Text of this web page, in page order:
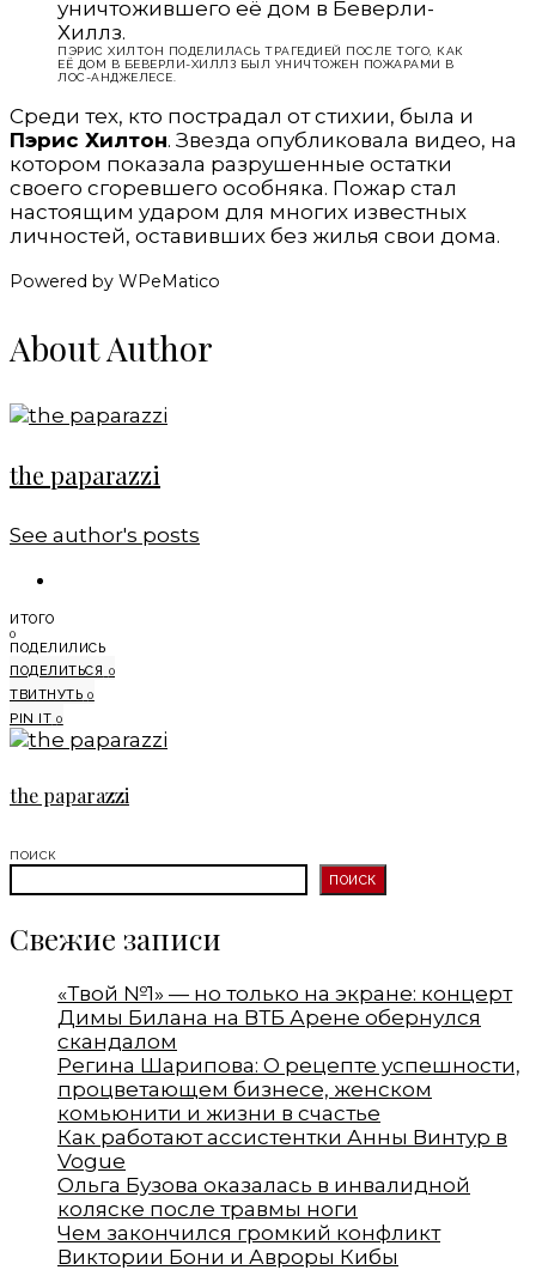
ПЭРИС ХИЛТОН ПОДЕЛИЛАСЬ ТРАГЕДИЕЙ ПОСЛЕ ТОГО, КАК
ЕЁ ДОМ В БЕВЕРЛИ-ХИЛЛЗ БЫЛ УНИЧТОЖЕН ПОЖАРАМИ В
ЛОС-АНДЖЕЛЕСЕ.
Среди тех, кто пострадал от стихии, была и
Пэрис Хилтон. Звезда опубликовала видео, на
котором показала разрушенные остатки
своего сгоревшего особняка. Пожар стал
настоящим ударом для многих известных
личностей, оставивших без жилья свои дома.
Powered by WPeMatico
About Author
the paparazzi
See author's posts
ИТОГО
0
ПОДЕЛИЛИСЬ
ПОДЕЛИТЬСЯ 0
ТВИТНУТЬ 0
PIN IT 0
the paparazzi
ПОИСК
ПОИСК
Свежие записи
«Твой №1» — но только на экране: концерт
Димы Билана на ВТБ Арене обернулся
скандалом
Регина Шарипова: О рецепте успешности,
процветающем бизнесе, женском
комьюнити и жизни в счастье
Как работают ассистентки Анны Винтур в
Vogue
Ольга Бузова оказалась в инвалидной
коляске после травмы ноги
Чем закончился громкий конфликт
Виктории Бони и Авроры Кибы